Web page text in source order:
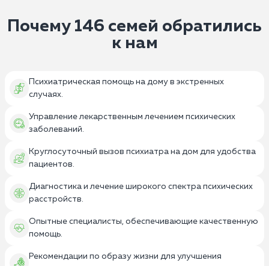
дому или провести экстренную госпитализацию в
комфортабельную частную клинику, но только с
следят за дозировкой, побочными эффектами
и реакцией на них пациента.
Психиатрические больницы предлагают
психотерапию, групповую терапию, семейные
консультации, арт-терапию и другие методы.
получают непрерывную медицинскую
Нередко в стационарных условиях проводятся
программы реабилитации, которые помогают
после выписки.
Почему 146 семей обратились
к нам
Психиатрическая помощь на дому в экстренных
случаях.
Управление лекарственным лечением психических
заболеваний.
Круглосуточный вызов психиатра на дом для удобства
пациентов.
Диагностика и лечение широкого спектра психических
расстройств.
Опытные специалисты, обеспечивающие качественную
помощь.
Рекомендации по образу жизни для улучшения